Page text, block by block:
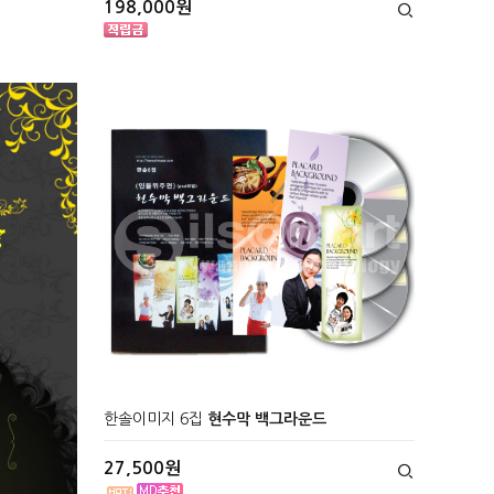
198,000원
한솔이미지 6집 현수막 백그라운드
27,500원